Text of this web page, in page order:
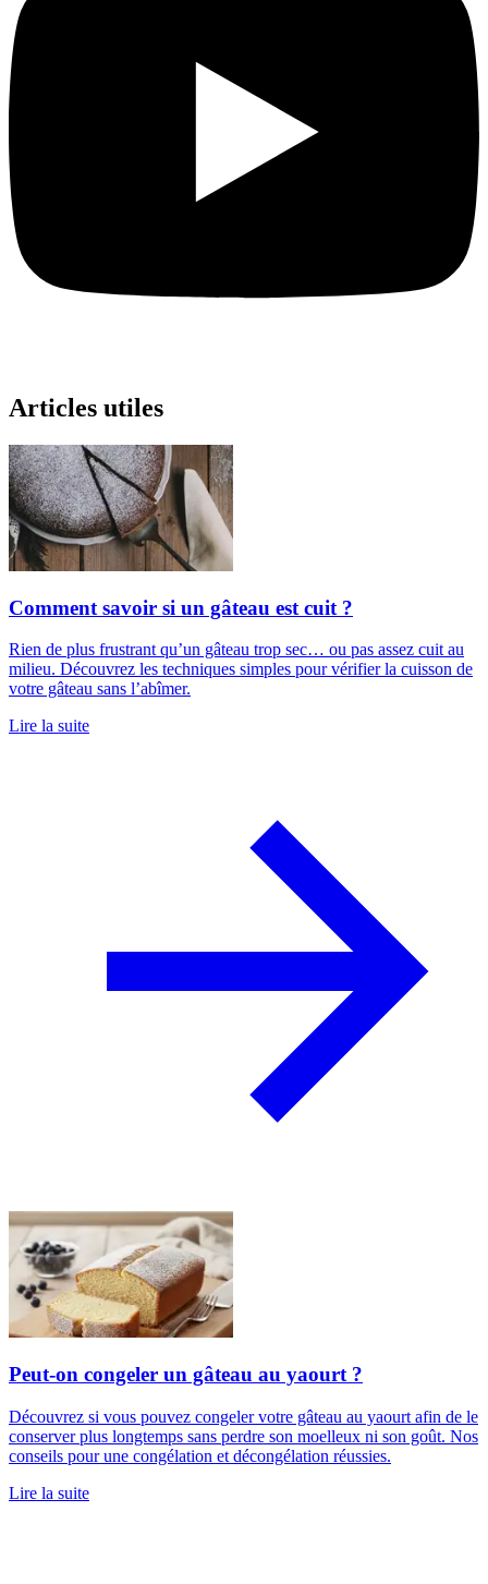
Articles utiles
Comment savoir si un gâteau est cuit ?
Rien de plus frustrant qu’un gâteau trop sec… ou pas assez cuit au
milieu. Découvrez les techniques simples pour vérifier la cuisson de
votre gâteau sans l’abîmer.
Lire la suite
Peut-on congeler un gâteau au yaourt ?
Découvrez si vous pouvez congeler votre gâteau au yaourt afin de le
conserver plus longtemps sans perdre son moelleux ni son goût. Nos
conseils pour une congélation et décongélation réussies.
Lire la suite